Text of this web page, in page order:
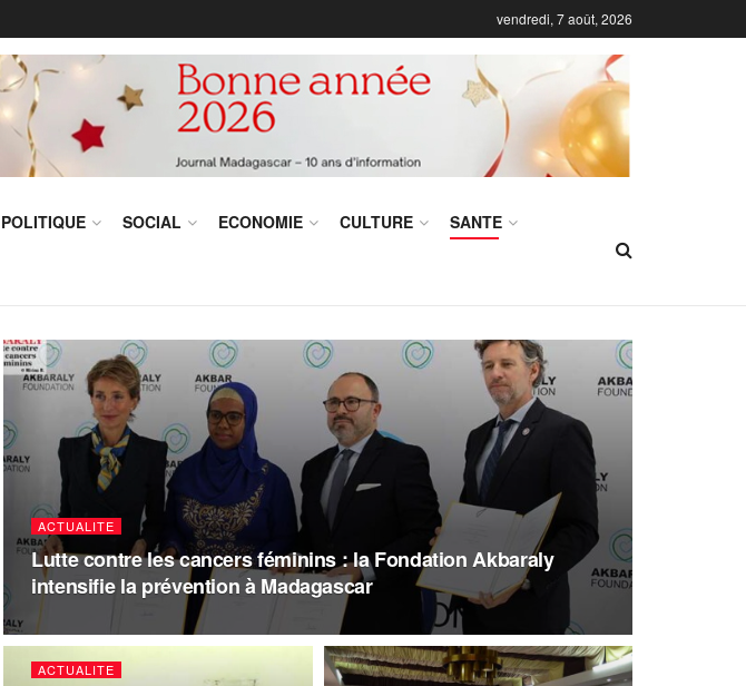
vendredi, 7 août, 2026
POLITIQUE SOCIAL ECONOMIE CULTURE SANTE
ACTUALITE
Lutte contre les cancers féminins : la Fondation Akbaraly
intensifie la prévention à Madagascar
ACTUALITE